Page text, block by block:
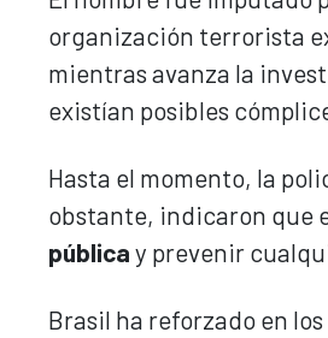
organización terrorista
mientras avanza la
existían posibles
Hasta el momento, la
obstante, indicaron que
pública y prevenir
Brasil ha reforzado en